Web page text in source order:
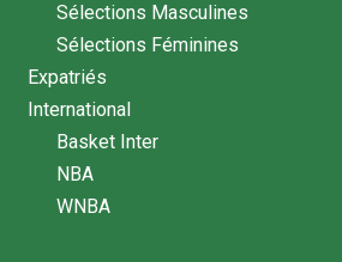
Sélections Masculines
Sélections Féminines
Expatriés
International
Basket Inter
NBA
WNBA